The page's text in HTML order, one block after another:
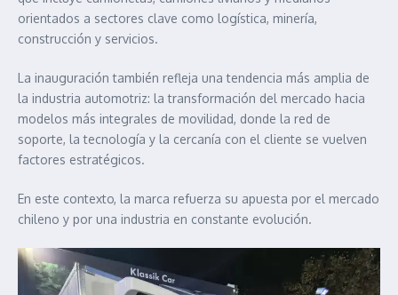
orientados a sectores clave como logística, minería,
construcción y servicios.
La inauguración también refleja una tendencia más amplia de
la industria automotriz: la transformación del mercado hacia
modelos más integrales de movilidad, donde la red de
soporte, la tecnología y la cercanía con el cliente se vuelven
factores estratégicos.
En este contexto, la marca refuerza su apuesta por el mercado
chileno y por una industria en constante evolución.